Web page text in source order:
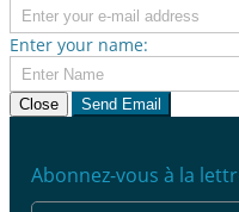
Enter your name:
Close Send Email
Abonnez-vous à la